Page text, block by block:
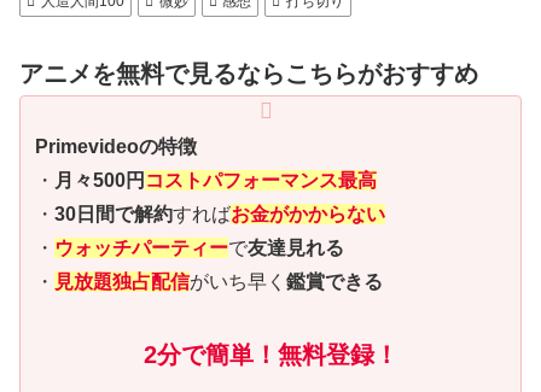
アニメを無料で見るならこちらがおすすめ
Primevideoの特徴
・ 月々500円 コストパフォーマンス最高
・ 30日間で解約すればお金がかからない
・ ウォッチパーティーで友達見れる
・ 見放題独占配信がいち早く 鑑賞できる
2分で簡単！無料登録！